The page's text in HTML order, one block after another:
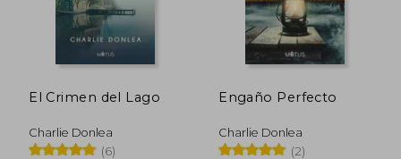
El Crimen del Lago
Charlie Donlea
(6)
Engaño Perfecto
Charlie Donlea
(2)